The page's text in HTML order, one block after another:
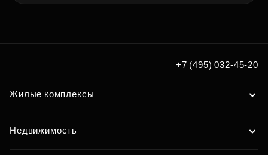
+7 (495) 032-45-20
Жилые комплексы
Недвижимость